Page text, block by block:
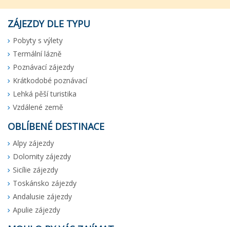
ZÁJEZDY DLE TYPU
Pobyty s výlety
Termální lázně
Poznávací zájezdy
Krátkodobé poznávací
Lehká pěší turistika
Vzdálené země
OBLÍBENÉ DESTINACE
Alpy zájezdy
Dolomity zájezdy
Sicílie zájezdy
Toskánsko zájezdy
Andalusie zájezdy
Apulie zájezdy